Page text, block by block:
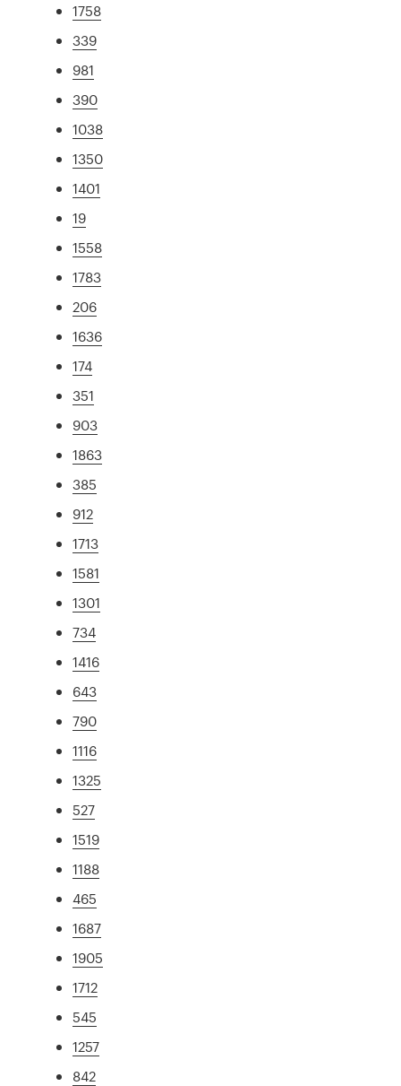
1758
339
981
390
1038
1350
1401
19
1558
1783
206
1636
174
351
903
1863
385
912
1713
1581
1301
734
1416
643
790
1116
1325
527
1519
1188
465
1687
1905
1712
545
1257
842